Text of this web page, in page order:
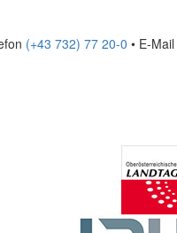
(+43 732) 77 20-0 • E-Mail